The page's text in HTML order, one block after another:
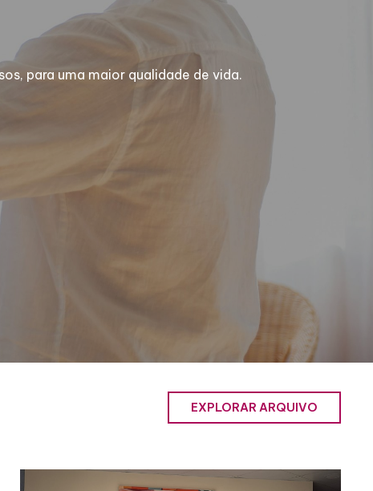
para uma maior qualidade de vida.
EXPLORAR ARQUIVO